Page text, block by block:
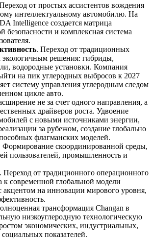
от простых ассистентов вождения
интеллектуальному автомобилю. На
Intelligence создается матрица
безопасности и комплексная система
. Переход от традиционных
экологичным решения: гибриды,
водородные установки. Компания
на пик углеродных выбросов к 2027
систему управления углеродным следом
цикле авто.
не за счет одного направления, а
драйверов роста. Удвоение
с новыми источниками энергии,
за рубежом, создание глобально
флагманских моделей.
Формирование скоординированной среды,
пользователей, промышленность и
. Переход от традиционного операционного
к современной глобальной модели
акцентом на инновации мирового уровня,
трансформация Changan в
низкоуглеродную технологическую
экономических, индустриальных,
показателей.